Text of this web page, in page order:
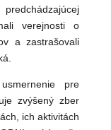
verejnosti o
a zastrašovali
pre
zvýšený zber
ich aktivitách